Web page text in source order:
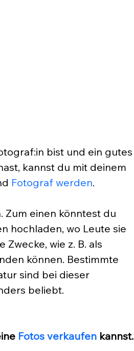
bist und ein gutes
kannst du mit deinem
Fotograf werden.
Zum einen könntest du
hochladen, wo Leute sie
wie z. B. als
können. Bestimmte
sind bei dieser
beliebt.
Fotos verkaufen kannst.